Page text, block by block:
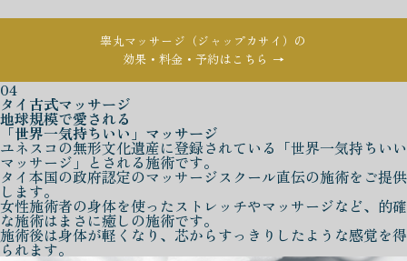
睾丸マッサージ（ジャップカサイ）の
効果・料金・予約はこちら →
04
タイ古式マッサージ
地球規模で愛される
「世界一気持ちいい」マッサージ
ユネスコの無形文化遺産に登録されている「世界一気持ちいい
マッサージ」とされる施術です。
タイ本国の政府認定のマッサージスクール直伝の施術をご提供
します。
女性施術者の身体を使ったストレッチやマッサージなど、的確
な施術はまさに癒しの施術です。
施術後は身体が軽くなり、芯からすっきりしたような感覚を得
られます。